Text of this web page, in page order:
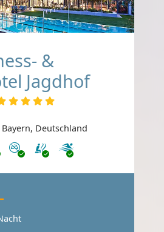
&
Jagdhof
Deutschland
Nichtraucher